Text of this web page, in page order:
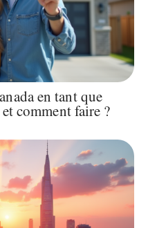
en tant que
comment faire ?